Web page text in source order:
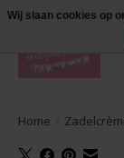
De lekkerste geuren
producten -->
Home
Wij slaan cookies op